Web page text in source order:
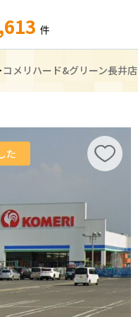
件
コメリハード&グリーン長井店
た